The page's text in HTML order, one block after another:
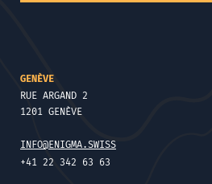
GENÈVE
RUE ARGAND 2
1201 GENÈVE
INFO@ENIGMA.SWISS
+41 22 342 63 63